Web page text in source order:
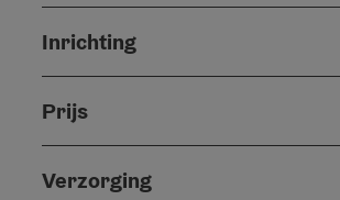
Inrichting
Prijs
Verzorging